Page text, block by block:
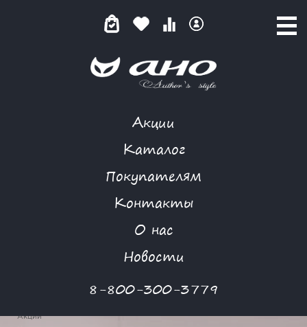
Акции
Каталог
Покупателям
Контакты
О нас
Новости
8-800-300-3779
ЛИКВИДАЦИЯ
Акции